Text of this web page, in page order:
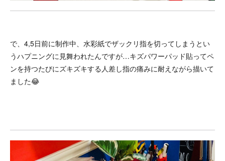
で、4,5日前に制作中、水彩紙でザックリ指を切ってしまうとい
うハプニングに見舞われたんですが…キズパワーパッド貼ってペ
ンを持つたびにズキズキする人差し指の痛みに耐えながら描いて
ました😂